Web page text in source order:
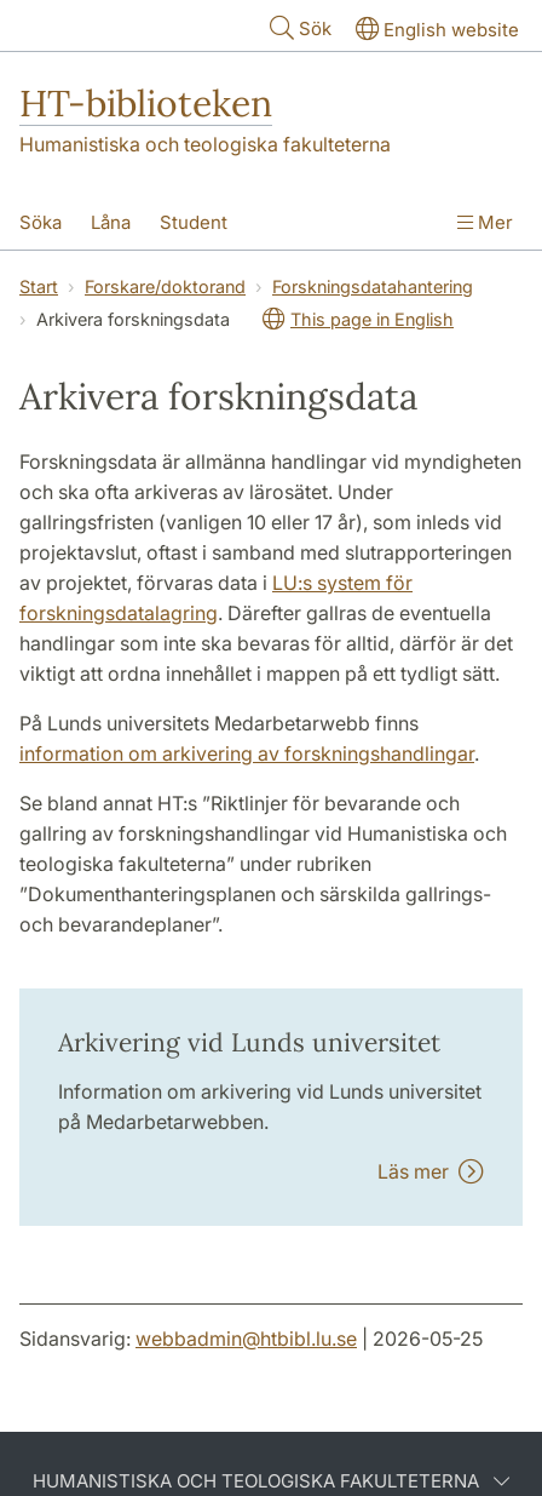
Sök English website
HT-biblioteken
Humanistiska och teologiska fakulteterna
Söka Låna Student
Forskare/doktorand Lärare Kontakt
Om oss
Mer
Start Forskare/doktorand
Forskningsdatahantering
Arkivera forskningsdata
This page in English
Arkivera forskningsdata
Forskningsdata är allmänna handlingar vid myndigheten
och ska ofta arkiveras av lärosätet. Under
gallringsfristen (vanligen 10 eller 17 år), som inleds vid
projektavslut, oftast i samband med slutrapporteringen
av projektet, förvaras data i LU:s system för
forskningsdatalagring. Därefter gallras de eventuella
handlingar som inte ska bevaras för alltid, därför är det
viktigt att ordna innehållet i mappen på ett tydligt sätt.
På Lunds universitets Medarbetarwebb finns
information om arkivering av forskningshandlingar.
Se bland annat HT:s ”Riktlinjer för bevarande och
gallring av forskningshandlingar vid Humanistiska och
teologiska fakulteterna” under rubriken
”Dokumenthanteringsplanen och särskilda gallrings-
och bevarandeplaner”.
Arkivering vid Lunds universitet
Information om arkivering vid Lunds universitet
på Medarbetarwebben.
Läs mer
Sidansvarig: webbadmin@htbibl.lu.se | 2026-05-25
HUMANISTISKA OCH TEOLOGISKA FAKULTETERNA